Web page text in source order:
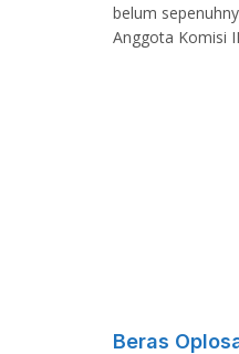
belum
Anggota Komisi
Beras